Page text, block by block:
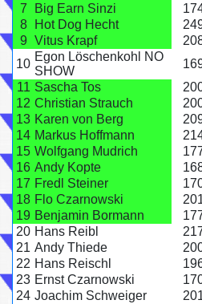
7
Big Earn Sinzi
8
Hot Dog Hecht
9 Vitus Krapf
10
Egon Löschenkohl NO
SHOW
11 Sascha Tos
12 Christian Strauch
13 Karen von Berg
14 Markus Hoffmann
15 Wolfgang Mudrich
16 Andy Kopte
17 Fredl Steiner
18 Flo Czarnowski
19 Benjamin Bormann
20 Hans Reibl
21 Andy Thiede
22 Hans Reischl
23 Ernst Czarnowski
24 Joachim Schweiger